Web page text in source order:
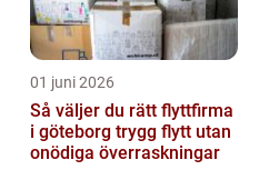
01 juni 2026
Så väljer du rätt flyttfirma
i göteborg trygg flytt utan
onödiga överraskningar